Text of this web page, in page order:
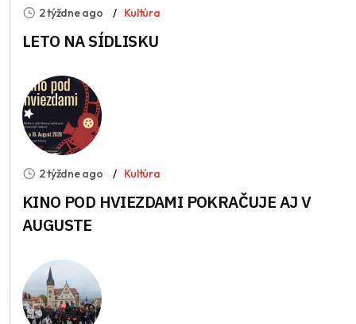
2 týždne ago Kultúra
LETO NA SÍDLISKU
2 týždne ago Kultúra
KINO POD HVIEZDAMI POKRAČUJE AJ V
AUGUSTE